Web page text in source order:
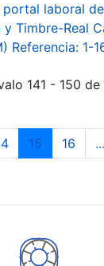
laboral
Timbre-Real
Referencia: 1-
141 - 150 de
intermedias
PáginaPágina
15 Página
16 ...